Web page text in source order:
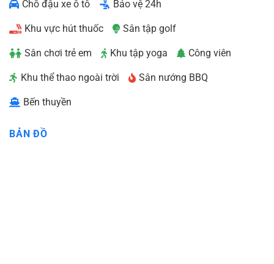
Chỗ đậu xe ô tô Bảo vệ 24h
Khu vực hút thuốc Sân tập golf
Sân chơi trẻ em Khu tập yoga Công viên
Khu thể thao ngoài trời Sân nướng BBQ
Bến thuyền
BẢN ĐỒ